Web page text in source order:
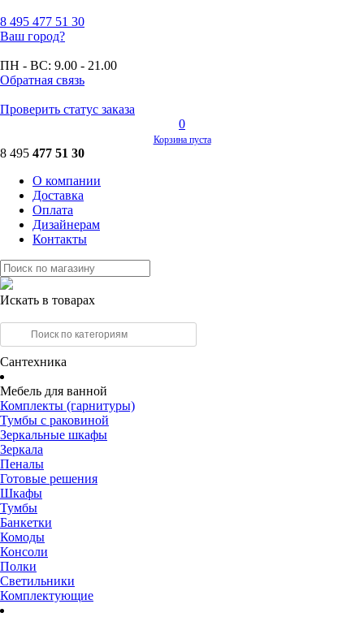
8 495 477 51 30
Ваш город?
ПН - ВС: 9.00 - 21.00
Обратная связь
Проверить статус заказа
0
Корзина пуста
8 495 477 51 30
О компании
Доставка
Оплата
Дизайнерам
Контакты
Искать в товарах
Сантехника
Мебель для ванной
Комплекты (гарнитуры)
Тумбы с раковиной
Зеркальные шкафы
Зеркала
Пеналы
Готовые решения
Шкафы
Тумбы
Банкетки
Комоды
Консоли
Полки
Светильники
Комплектующие